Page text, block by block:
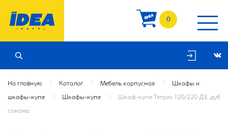
0
На главную Каталог Мебель корпусная Шкафы и
шкафы-купе Шкафы-купе Шкаф-купе Тетрис 120/220 ДЗ, дуб
сонома